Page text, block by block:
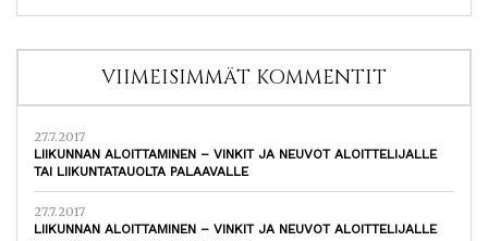
VIIMEISIMMÄT KOMMENTIT
27.7.2017
LIIKUNNAN ALOITTAMINEN – VINKIT JA NEUVOT ALOITTELIJALLE
TAI LIIKUNTATAUOLTA PALAAVALLE
27.7.2017
LIIKUNNAN ALOITTAMINEN – VINKIT JA NEUVOT ALOITTELIJALLE